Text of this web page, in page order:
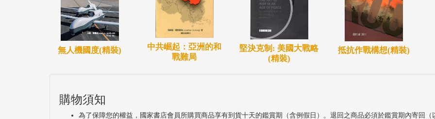
無人機國度(精裝)
中共崛起：亞洲的和
戰難局
堅決克制: 美國大戰略
(精裝)
抵抗作戰構想(精裝)
購物須知
為了保障您的權益，國家書店會員所購買商品享有到貨十天的鑑賞期（含例假日）。退回之商品必須於鑑賞期內寄回